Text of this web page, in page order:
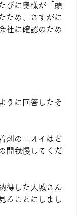
びに奥様が「頭
ため、さすがに
社に確認のため
うに回答したそ
剤のニオイはど
間我慢してくだ
得した大城さん
ることにしまし